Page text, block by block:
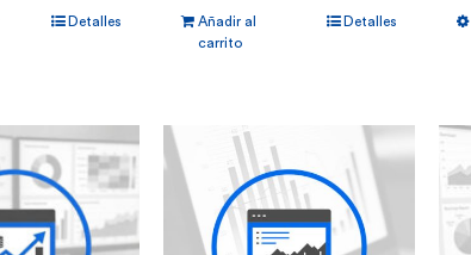
variantes.
Las
opciones
Detalles
Añadir al
carrito
Detalles